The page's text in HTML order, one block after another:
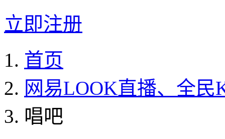
立即注册
首页
网易LOOK直播、全民
唱吧